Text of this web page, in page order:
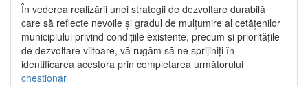
În vederea realizării unei strategii de dezvoltare durabilă
care să reflecte nevoile și gradul de mulțumire al cetățenilor
municipiului privind condițiile existente, precum și prioritățile
de dezvoltare viitoare, vă rugăm să ne sprijiniți în
identificarea acestora prin completarea următorului
chestionar